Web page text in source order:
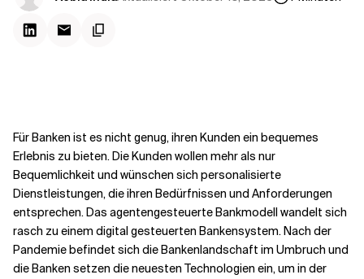
Für Banken ist es nicht genug, ihren Kunden ein bequemes
Erlebnis zu bieten. Die Kunden wollen mehr als nur
Bequemlichkeit und wünschen sich personalisierte
Dienstleistungen, die ihren Bedürfnissen und Anforderungen
entsprechen. Das agentengesteuerte Bankmodell wandelt sich
rasch zu einem digital gesteuerten Bankensystem. Nach der
Pandemie befindet sich die Bankenlandschaft im Umbruch und
die Banken setzen die neuesten Technologien ein, um in der